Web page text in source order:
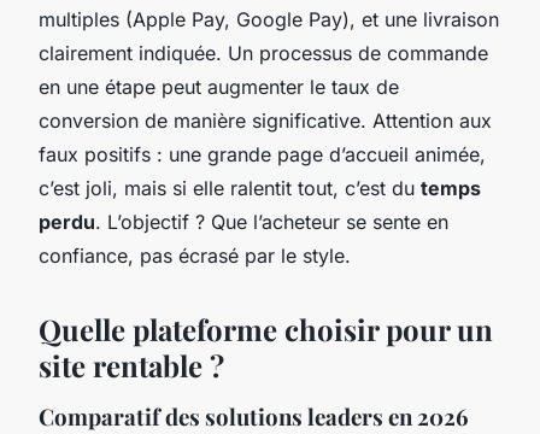
multiples (Apple Pay, Google Pay), et une livraison
clairement indiquée. Un processus de commande
en une étape peut augmenter le taux de
conversion de manière significative. Attention aux
faux positifs : une grande page d’accueil animée,
c’est joli, mais si elle ralentit tout, c’est du temps
perdu. L’objectif ? Que l’acheteur se sente en
confiance, pas écrasé par le style.
Quelle plateforme choisir pour un
site rentable ?
Comparatif des solutions leaders en 2026